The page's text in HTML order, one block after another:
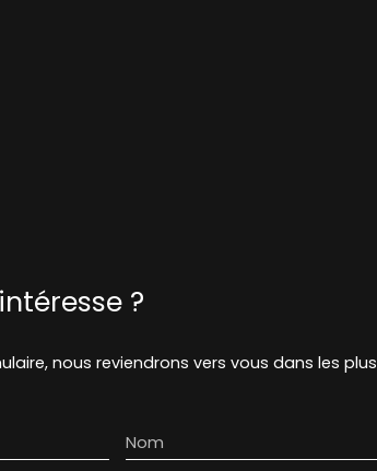
?
nous reviendrons vers vous dans les plus
Nom